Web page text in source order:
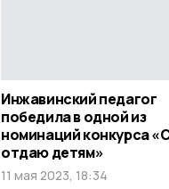
Инжавинский педагог
победила в одной из
номинаций конкурса
отдаю детям»
11 мая 2023, 18:34